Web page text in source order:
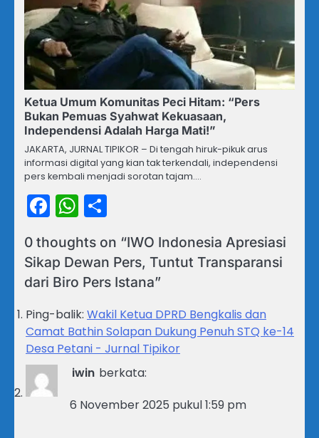
Ketua Umum Komunitas Peci Hitam: “Pers
Bukan Pemuas Syahwat Kekuasaan,
Independensi Adalah Harga Mati!”
JAKARTA, JURNAL TIPIKOR – Di tengah hiruk-pikuk arus
informasi digital yang kian tak terkendali, independensi
pers kembali menjadi sorotan tajam.…
Facebook
WhatsApp
0 thoughts on “IWO Indonesia Apresiasi
Sikap Dewan Pers, Tuntut Transparansi
dari Biro Pers Istana”
Ping-balik: Wakil Ketua DPRD Bengkalis dan
Camat Bathin Solapan Dukung Penuh STQ ke-14
Desa Petani - Jurnal Tipikor
iwin berkata:
6 November 2025 pukul 1:59 pm